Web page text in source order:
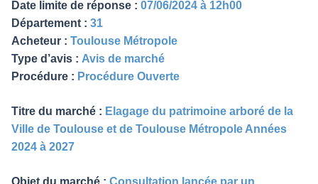
Date limite de réponse : 07/06/2024 à 12h00
Département : 31
Acheteur : Toulouse Métropole
Type d’avis : Avis de marché
Procédure : Procédure Ouverte
Titre du marché : Elagage du patrimoine arboré de la
Ville de Toulouse et de Toulouse Métropole Années
2024 à 2027
Objet du marché : Consultation lancée par un